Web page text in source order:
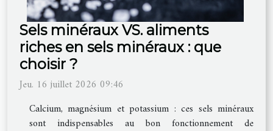
Sels minéraux VS. aliments
riches en sels minéraux : que
choisir ?
Jeu. 16 juillet 2026 09:46
Calcium, magnésium et potassium : ces sels minéraux
sont indispensables au bon fonctionnement de